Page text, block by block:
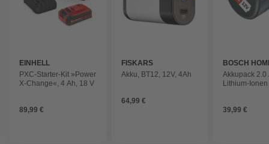
EINHELL
PXC-Starter-Kit »Power
X-Change«, 4 Ah, 18 V
89,99 €
FISKARS
Akku, BT12, 12V, 4Ah
64,99 €
BOSCH
GARDEN
Akkupack 2.0
Lithium-Ionen
39,99 €